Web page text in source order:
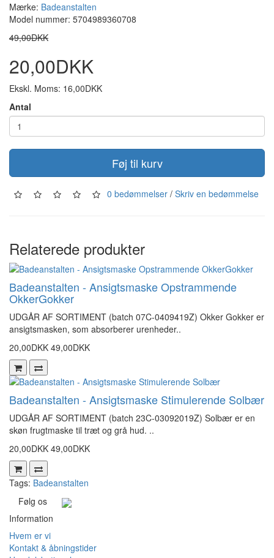
Mærke: Badeanstalten
Model nummer: 5704989360708
49,00DKK
20,00DKK
Ekskl. Moms: 16,00DKK
Antal
Føj til kurv
0 bedømmelser / Skriv en bedømmelse
Relaterede produkter
Badeanstalten - Ansigtsmaske Opstrammende
OkkerGokker
UDGÅR AF SORTIMENT (batch 07C-0409419Z) Okker Gokker er
ansigtsmasken, som absorberer urenheder..
20,00DKK 49,00DKK
Badeanstalten - Ansigtsmaske Stimulerende Solbær
UDGÅR AF SORTIMENT (batch 23C-03092019Z) Solbær er en
skøn frugtmaske til træt og grå hud. ..
20,00DKK 49,00DKK
Tags: Badeanstalten
Følg os
Information
Hvem er vi
Kontakt & åbningstider